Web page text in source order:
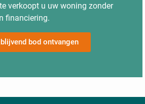
verkoopt u uw woning zonder
financiering.
bod ontvangen